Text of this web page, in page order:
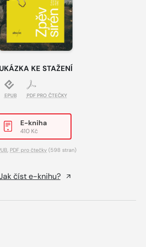
UKÁZKA KE STAŽENÍ
EPUB PDF PRO ČTEČKY
E-kniha
410 Kč
PDF pro čtečky (598 stran)
číst e-knihu?